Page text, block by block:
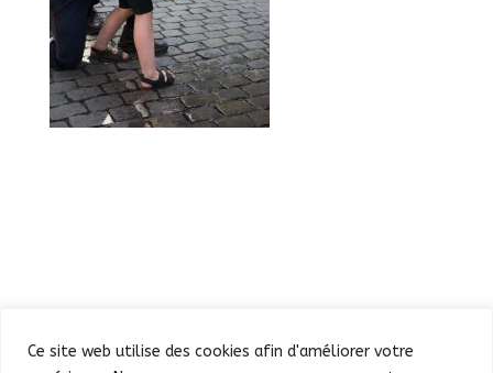
Ce site web utilise des cookies afin d'améliorer votre